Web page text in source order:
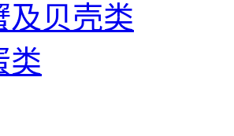
及贝壳类
类